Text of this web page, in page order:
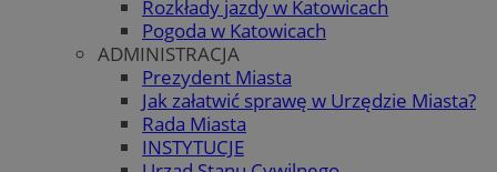
Rozkłady jazdy w Katowicach
Pogoda w Katowicach
ADMINISTRACJA
Prezydent Miasta
Jak załatwić sprawę w Urzędzie Miasta?
Rada Miasta
INSTYTUCJE